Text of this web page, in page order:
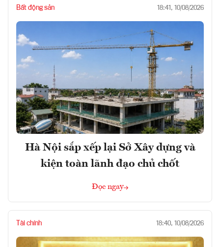
Bất động sản 18:41, 10/08/2026
Hà Nội sắp xếp lại Sở Xây dựng và
kiện toàn lãnh đạo chủ chốt
Đọc ngay
Tài chính 18:40, 10/08/2026